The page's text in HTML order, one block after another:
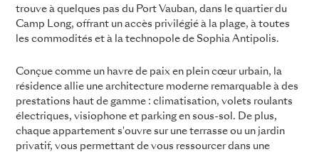
trouve à quelques pas du Port Vauban, dans le quartier du
Camp Long, offrant un accès privilégié à la plage, à toutes
les commodités et à la technopole de Sophia Antipolis.
Conçue comme un havre de paix en plein cœur urbain, la
résidence allie une architecture moderne remarquable à des
prestations haut de gamme : climatisation, volets roulants
électriques, visiophone et parking en sous-sol. De plus,
chaque appartement s'ouvre sur une terrasse ou un jardin
privatif, vous permettant de vous ressourcer dans une